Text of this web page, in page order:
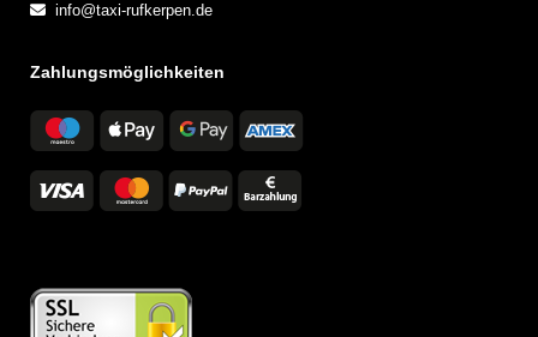
info@taxi-rufkerpen.de
Zahlungsmöglichkeiten